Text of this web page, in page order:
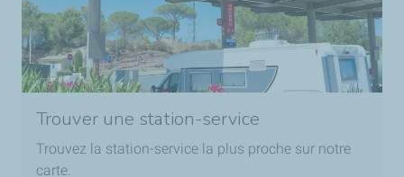
Trouver une station-service
Trouvez la station-service la plus proche sur notre
carte.